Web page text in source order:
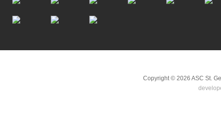
Copyright © 2026 ASC St.